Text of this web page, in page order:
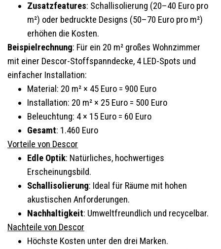
Zusatzfeatures: Schallisolierung (20–40 Euro pro
m²) oder bedruckte Designs (50–70 Euro pro m²)
erhöhen die Kosten.
Beispielrechnung: Für ein 20 m² großes Wohnzimmer
mit einer Descor-Stoffspanndecke, 4 LED-Spots und
einfacher Installation:
Material: 20 m² × 45 Euro = 900 Euro
Installation: 20 m² × 25 Euro = 500 Euro
Beleuchtung: 4 × 15 Euro = 60 Euro
Gesamt: 1.460 Euro
Vorteile von Descor
Edle Optik: Natürliches, hochwertiges
Erscheinungsbild.
Schallisolierung: Ideal für Räume mit hohen
akustischen Anforderungen.
Nachhaltigkeit: Umweltfreundlich und recycelbar.
Nachteile von Descor
Höchste Kosten unter den drei Marken.